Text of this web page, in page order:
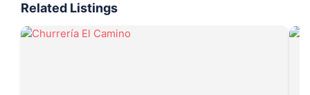
Related Listings